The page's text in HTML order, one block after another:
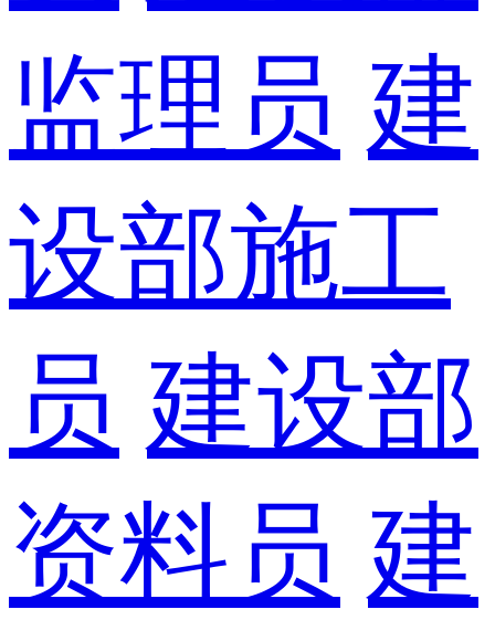
监理员 建
设部施工
员 建设部
资料员 建